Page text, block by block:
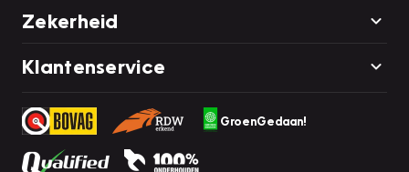
Zekerheid
Klantenservice
GroenGedaan!